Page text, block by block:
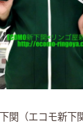
関（エコモ新下